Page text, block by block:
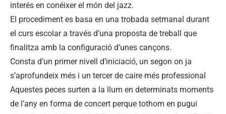
interés en conéixer el món del jazz.
El procediment es basa en una trobada setmanal durant
el curs escolar a través d’una proposta de treball que
finalitza amb la configuració d’unes cançons.
Consta d’un primer nivell d’iniciació, un segon on ja
s’aprofundeix més i un tercer de caire més professional
Aquestes peces surten a la llum en determinats moments
de l’any en forma de concert perque tothom en pugui